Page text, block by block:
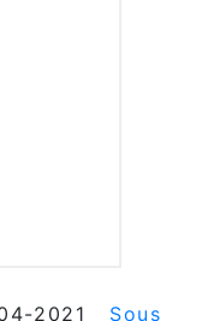
2021 Sous